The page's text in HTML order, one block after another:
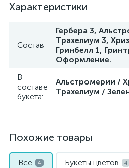
Характеристики
Состав
Гербера 3,
Трахелиум 3,
Гринбелл 1,
Оформление.
В
составе
букета:
Альстромерии /
Трахелиум /
Похожие товары
Все 4 Букеты цветов 4